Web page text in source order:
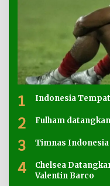
1 Indonesia
2 Fulham
3 Timnas
4
Chelsea
Valentin Barco